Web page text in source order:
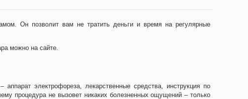
Он позволит вам не тратить деньги и время на регулярные
можно на сайте.
электрофореза, лекарственные средства, инструкция по
процедура не вызовет никаких болезненных ощущений – только